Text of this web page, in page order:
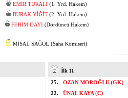
EMİR TURALI (1. Yrd. Hakem)
BURAK YİĞİT (2. Yrd. Hakem)
FEHİM DAYI(Dördüncü Hakem)
MİSAL SAĞOL (Saha Komiseri)
İlk 11
25.
OZAN MOROĞLU (GK)
22.
ÜNAL KAYA (C)